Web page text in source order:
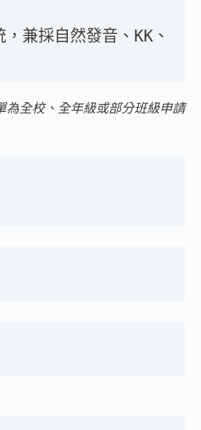
兼採自然發音、KK、
為全校、全年級或部分班級申請